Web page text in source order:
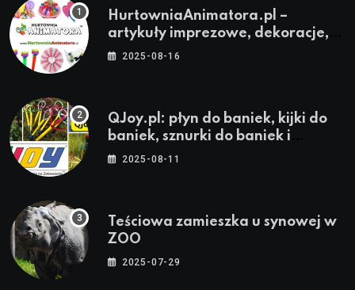
HurtowniaAnimatora.pl –
artykuły imprezowe, dekoracje,
stroje i akcesoria dla animatorów
2025-08-16
QJoy.pl: płyn do baniek, kijki do
baniek, sznurki do baniek i
zestawy do baniek
2025-08-11
Teściowa zamieszka u synowej w
ZOO
2025-07-29